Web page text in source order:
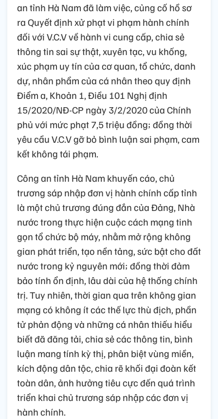
an tỉnh Hà Nam đã làm việc, củng cố hồ sơ
ra Quyết định xử phạt vi phạm hành chính
đối với V.C.V về hành vi cung cấp, chia sẻ
thông tin sai sự thật, xuyên tạc, vu khống,
xúc phạm uy tín của cơ quan, tổ chức, danh
dự, nhân phẩm của cá nhân theo quy định
Điểm a, Khoản 1, Điều 101 Nghị định
15/2020/NĐ-CP ngày 3/2/2020 của Chính
phủ với mức phạt 7,5 triệu đồng; đồng thời
yêu cầu V.C.V gỡ bỏ bình luận sai phạm, cam
kết không tái phạm.
Công an tỉnh Hà Nam khuyến cáo, chủ
trương sáp nhập đơn vị hành chính cấp tỉnh
là một chủ trương đúng đắn của Đảng, Nhà
nước trong thực hiện cuộc cách mạng tinh
gọn tổ chức bộ máy, nhằm mở rộng không
gian phát triển, tạo nền tảng, sức bật cho đất
nước trong kỷ nguyên mới; đồng thời đảm
bảo tính ổn định, lâu dài của hệ thống chính
trị. Tuy nhiên, thời gian qua trên không gian
mạng có không ít các thế lực thù địch, phần
tử phản động và những cá nhân thiếu hiểu
biết đã đăng tải, chia sẻ các thông tin, bình
luận mang tính kỳ thị, phân biệt vùng miền,
kích động dân tộc, chia rẽ khối đại đoàn kết
toàn dân, ảnh hưởng tiêu cực đến quá trình
triển khai chủ trương sáp nhập các đơn vị
hành chính.